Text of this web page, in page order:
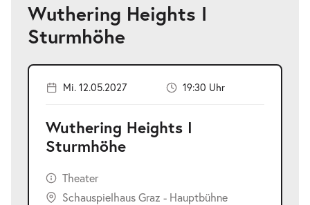
Wuthering Heights I
Sturmhöhe
Mi. 12.05.2027 19:30 Uhr
Wuthering Heights I
Sturmhöhe
Theater
Schauspielhaus Graz - Hauptbühne